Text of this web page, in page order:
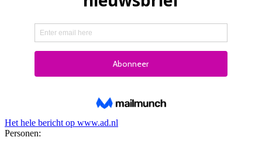
Het hele bericht op www.ad.nl
Personen: